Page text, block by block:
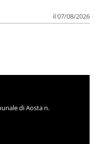
il 07/08/2026
di Aosta n.